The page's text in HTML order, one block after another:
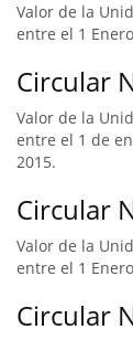
Valor de la
entre el 1
Circular
Valor de la
entre el 1 de
2015.
Circular
Valor de la
entre el 1
Circular